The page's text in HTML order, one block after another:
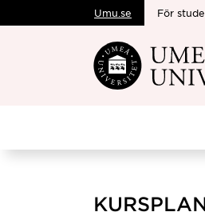
Hoppa direkt
Umu.se För